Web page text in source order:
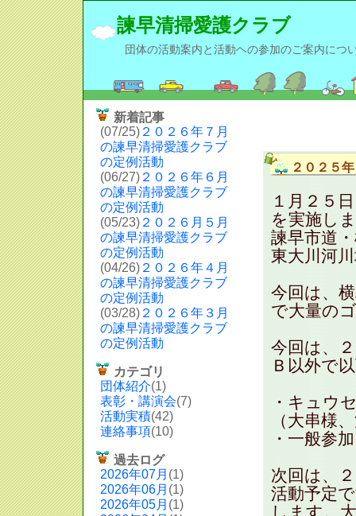
諫早清掃愛護クラブ
団体の活動案内と活動ヘの参加のご案内につ
新着記事
(07/25) ２０２６年７月
の諫早清掃愛護クラブ
の定例活動
(06/27) ２０２６年６月
の諫早清掃愛護クラブ
の定例活動
(05/23) ２０２６月５月
の諫早清掃愛護クラブ
の定例活動
(04/26) ２０２６年４月
の諫早清掃愛護クラブ
の定例活動
(03/28) ２０２６年３月
の諫早清掃愛護クラブ
の定例活動
カテゴリ
団体紹介(1)
表彰・講演会(7)
活動実積(42)
連絡事項(10)
過去ログ
2026年07月 (1)
2026年06月 (1)
2026年05月 (1)
２０２５
１月２５
を実施し
諫早市道
東大川河
今回は、
で大量の
今回は、
Ｂ以外で
・キュウ
（大串様
・一般
次回は、
活動予定
します。